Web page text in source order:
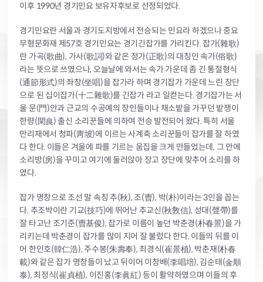
이후 1990년 경기민요 보유자후보로 선정되었다.
경기민요란 서울과 경기도지방에서 전승되는 민요라 하겠으나 중요
무형문화재 제57호 경기민요는 경기긴잡가를 가리킨다. 잡가(雜歌)
란 가곡(歌曲), 가사(歌詞)와 같은 정가(正歌)의 대칭인 속가(俗歌)
라는 뜻으로 쓰였으나, 오늘날에 와서는 속가 가운데 좀 긴 통절형식
(通節形式)의 좌창(坐唱)을 잡가라 하며 경기잡가 가운데 느린 장단
으로 된 십이잡가(十二雜歌)를 긴잡가 라고 일컫는다. 경기잡가는 서
울 문(門)안과 근교의 수공예의 장인들이나 채소밭을 가꾸던 밭쟁이
한량(閑良) 출신 소리꾼들에 의하여 전승 발전되어 왔다. 특히 서울
만리재에서 청파(靑坡)에 이르는 사계축 소리꾼들이 잡가를 잘 하였
다 한다. 이들은 겨울에 파를 기르는 움집을 크게 만들었는데, 그 안에
소리방(房)을 꾸미고 여기에 둘러앉아 장고 장단에 맞추어 소리를 하
였다.
잡가 명창으로 조선 말 속칭 추(秋), 조(曺), 박(朴)이라는 3인을 꼽는
다. 추조박이란 기교(技巧)에 뛰어난 추교신(秋敎信), 성대(聲帶)를
잘 타고난 조기준(曺基俊), 잡가로 이름이 높던 박춘경(朴春景)을 가
리키는데 박춘경이 잡가를 많이 지어 잘 불렀다 한다. 이들의 뒤를 이
어 한인호(韓仁浩), 주수봉(朱壽奉), 최경식(崔景植), 박춘재(朴春
載)와 같은 잡가 명창들이 났고 뒤이어 이창배(李唱培), 김순태(金順
泰), 최정식(崔貞植), 이진홍(李眞紅) 등이 활약하였으며 이들의 후